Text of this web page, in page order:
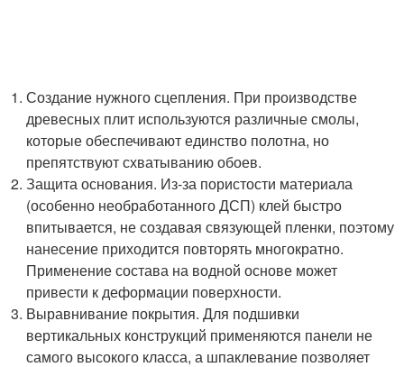
Создание нужного сцепления. При производстве
древесных плит используются различные смолы,
которые обеспечивают единство полотна, но
препятствуют схватыванию обоев.
Защита основания. Из-за пористости материала
(особенно необработанного ДСП) клей быстро
впитывается, не создавая связующей пленки, поэтому
нанесение приходится повторять многократно.
Применение состава на водной основе может
привести к деформации поверхности.
Выравнивание покрытия. Для подшивки
вертикальных конструкций применяются панели не
самого высокого класса, а шпаклевание позволяет